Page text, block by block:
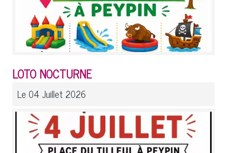
LOTO NOCTURNE
Le 04 Juillet 2026